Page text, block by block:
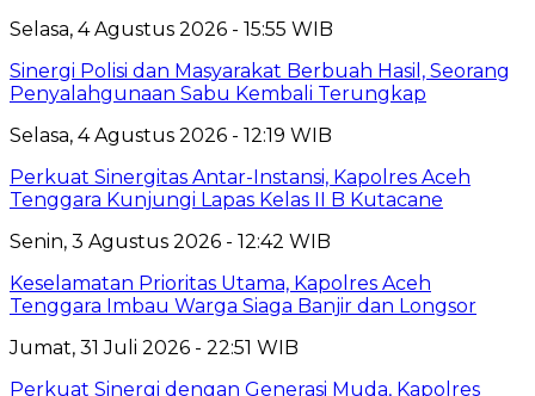
Selasa, 4 Agustus 2026 - 15:55 WIB
Sinergi Polisi dan Masyarakat Berbuah Hasil, Seorang
Penyalahgunaan Sabu Kembali Terungkap
Selasa, 4 Agustus 2026 - 12:19 WIB
Perkuat Sinergitas Antar-Instansi, Kapolres Aceh
Tenggara Kunjungi Lapas Kelas II B Kutacane
Senin, 3 Agustus 2026 - 12:42 WIB
Keselamatan Prioritas Utama, Kapolres Aceh
Tenggara Imbau Warga Siaga Banjir dan Longsor
Jumat, 31 Juli 2026 - 22:51 WIB
Perkuat Sinergi dengan Generasi Muda, Kapolres